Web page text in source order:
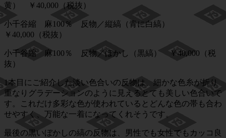
黄） ￥40,000（税抜）
小千谷縮 麻100％ 反物／縦縞（青に白縞）
￥40,000（税抜）
小千谷縮 麻100％ 反物／ぼかし（黒縞） ￥40,000（税
抜）
1本目にご紹介した淡い色合いの反物は、細かな色糸が折り
重なりグラデーションのように見えるとても美しい色合いで
す。これだけ多彩な色が使われているとどんな色の帯も合わ
せやすく、万能な一着になってくれそうです。
最後の黒いぼかしの縞の反物は、男性でも女性でもカッコ良